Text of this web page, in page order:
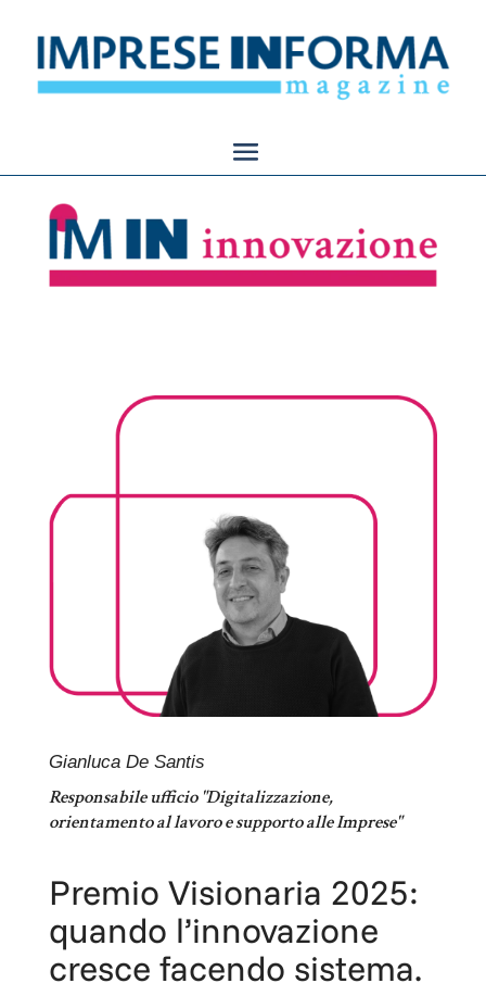
Gianluca De Santis
Responsabile ufficio "Digitalizzazione,
orientamento al lavoro e supporto alle Imprese"
Premio Visionaria 2025:
quando l’innovazione
cresce facendo sistema.